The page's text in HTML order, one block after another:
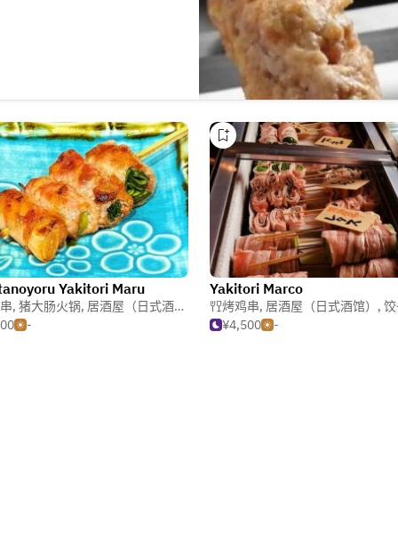
Yakitori Maru
, 猪大肠火锅, 居酒屋（日式酒馆）
-
Yakitori Marco
烤鸡串, 居酒屋（日式酒馆） ,
¥4,500
-